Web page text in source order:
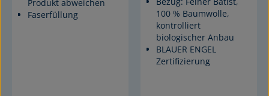
Produkt abweichen
Faserfüllung
100 % Baumwolle,
kontrolliert
biologischer Anbau
BLAUER ENGEL
Zertifizierung